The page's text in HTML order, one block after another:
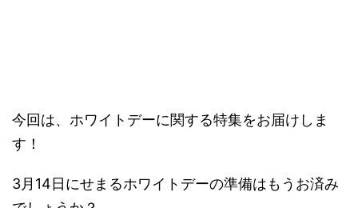
今回は、ホワイトデーに関する特集をお届けしま
す！
3月14日にせまるホワイトデーの準備はもうお済み